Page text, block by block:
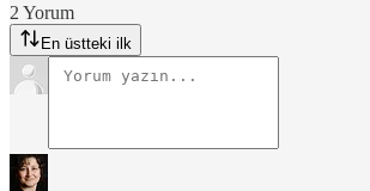
2 Yorum
En üstteki ilk